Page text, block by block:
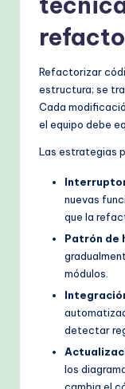
Refactorizar
estructura; se
Cada
el equipo debe
Las estrategias
nuevas
que la
Patrón de
módulos.
detectar
los